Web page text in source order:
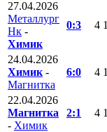
27.04.2026
Металлург
Нк -
Химик
0:3 4 1
24.04.2026
Химик -
Магнитка
6:0 4 1
22.04.2026
Магнитка
- Химик
2:1 4 1